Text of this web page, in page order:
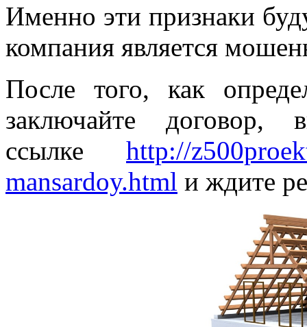
Именно эти признаки
компания является
После того, как
заключайте
ссылке http://
mansardoy.html и ждите